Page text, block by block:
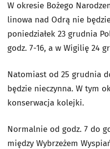
W okresie Bożego
linowa nad Odrą nie
poniedziałek 23 grudnia
godz. 7-16, a w Wigilię 24
Natomiast od 25 grudnia
będzie nieczynna. W tym
konserwacja kolejki.
Normalnie od godz. 7 do
między Wybrzeżem